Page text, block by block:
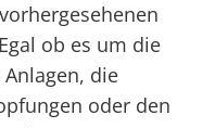
ob es um die
die
oder den